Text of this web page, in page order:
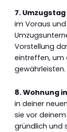
7.
im Voraus
Vorstellung
eintreffen, um
gewährleisten.
8. Wohnung
in deiner
sie vor deinem
gründlich und